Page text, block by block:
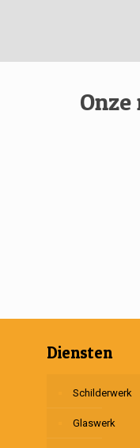
Diensten
Schilderwerk
Glaswerk